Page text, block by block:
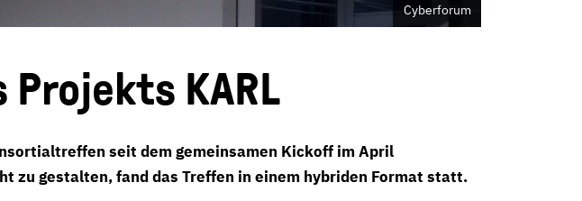
Cyberforum
KARL
seit dem gemeinsamen Kickoff im April
zu gestalten, fand das Treffen in einem hybriden Format statt.